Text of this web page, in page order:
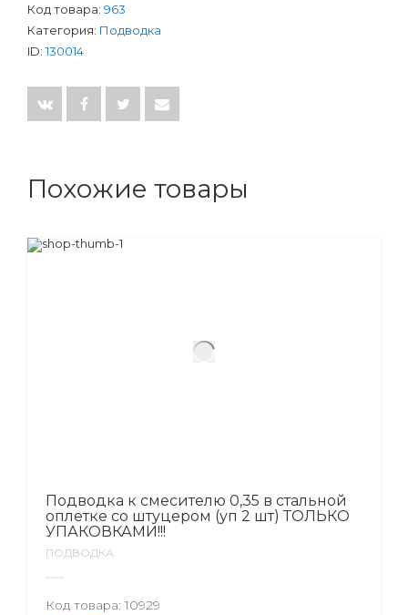
Код товара: 963
Категория: Подводка
ID: 130014
Похожие товары
Подводка к смесителю 0,35 в стальной
оплетке со штуцером (уп 2 шт) ТОЛЬКО
УПАКОВКАМИ!!!
ПОДВОДКА
Код товара: 10929